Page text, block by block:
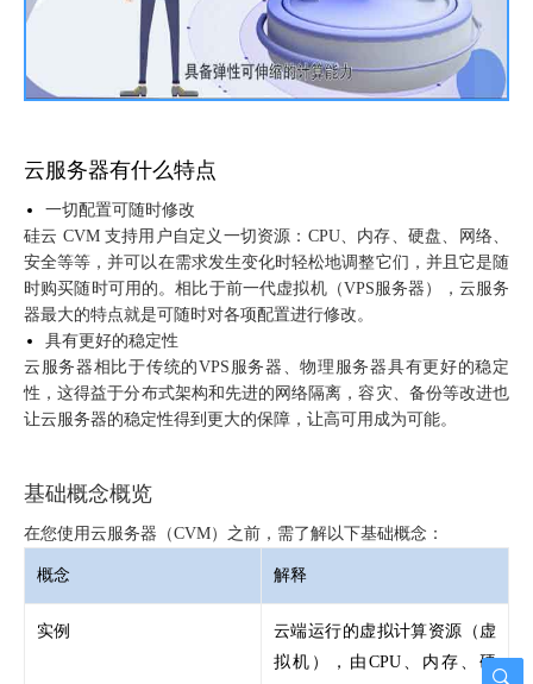
云服务器有什么特点
一切配置可随时修改
硅云 CVM 支持用户自定义一切资源：CPU、内存、硬盘、网络、
安全等等，并可以在需求发生变化时轻松地调整它们，并且它是随
时购买随时可用的。相比于前一代虚拟机（VPS服务器），云服务
器最大的特点就是可随时对各项配置进行修改。
具有更好的稳定性
云服务器相比于传统的VPS服务器、物理服务器具有更好的稳定
性，这得益于分布式架构和先进的网络隔离，容灾、备份等改进也
让云服务器的稳定性得到更大的保障，让高可用成为可能。
基础概念概览
在您使用云服务器（CVM）之前，需了解以下基础概念：
概念 解释
实例
云端运行的虚拟计算资源（虚
拟机），由CPU、内存、硬